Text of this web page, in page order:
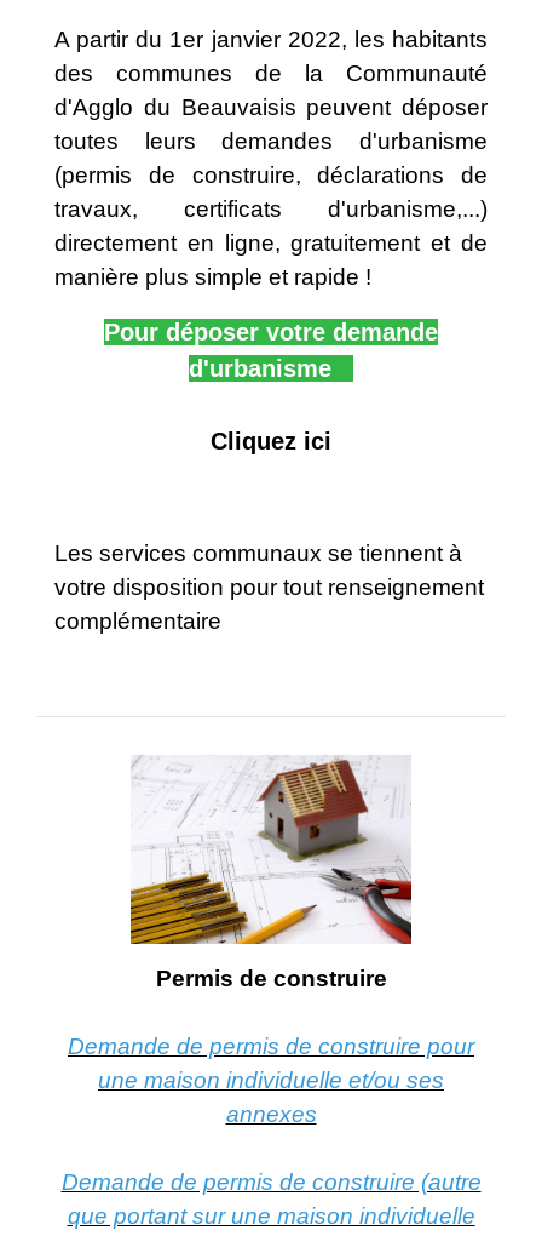
A partir du 1er janvier 2022, les habitants
des communes de la Communauté
d'Agglo du Beauvaisis peuvent déposer
toutes leurs demandes d'urbanisme
(permis de construire, déclarations de
travaux, certificats d'urbanisme,...)
directement en ligne, gratuitement et de
manière plus simple et rapide !
Pour déposer votre demande
d'urbanisme
Cliquez ici
Les services communaux se tiennent à
votre disposition pour tout renseignement
complémentaire
Permis de construire
Demande de permis de construire pour
une maison individuelle et/ou ses
annexes
Demande de permis de construire (autre
que portant sur une maison individuelle